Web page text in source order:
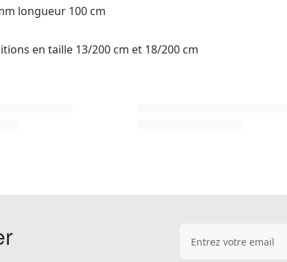
longueur 100 cm
en taille 13/200 cm et 18/200 cm